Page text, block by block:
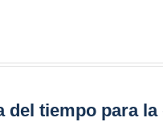
del tiempo para